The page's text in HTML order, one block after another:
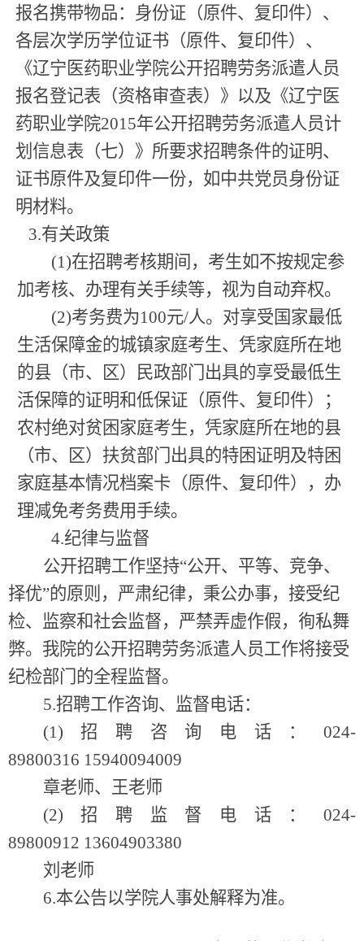
报名携带物品：身份证（原件、复印件）、
各层次学历学位证书（原件、复印件）、
《辽宁医药职业学院公开招聘劳务派遣人员
报名登记表（资格审查表）》以及 《辽宁医
药职业学院2015年公开招聘劳务派遣人员计
划信息表（七）》 所要求招聘条件的证明、
证书原件及复印件一份，如中共党员身份证
明材料。
3.有关政策
(1)在招聘考核期间，考生如不按规定参
加考核、办理有关手续等，视为自动弃权。
(2)考务费为100元/人。对享受国家最低
生活保障金的城镇家庭考生、凭家庭所在地
的县（市、区）民政部门出具的享受最低生
活保障的证明和低保证（原件、复印件）；
农村绝对贫困家庭考生，凭家庭所在地的县
（市、区）扶贫部门出具的特困证明及特困
家庭基本情况档案卡（原件、复印件），办
理减免考务费用手续。
4.纪律与监督
公开招聘工作坚持“公开、平等、竞争、
择优”的原则，严肃纪律，秉公办事，接受纪
检、监察和社会监督，严禁弄虚作假，徇私舞
弊。我院的公开招聘劳务派遣人员工作将接受
纪检部门的全程监督。
5.招聘工作咨询、监督电话：
(1) 招聘咨询电话：024-
89800316 15940094009
章老师、王老师
(2) 招聘监督电话：024-
89800912 13604903380
刘老师
6.本公告以学院人事处解释为准。